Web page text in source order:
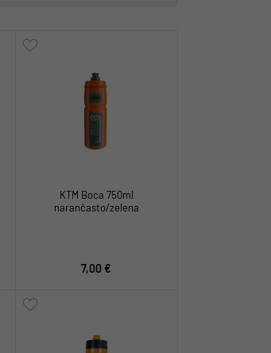
KTM Boca 750ml
narančasto/zelena
7,00 €